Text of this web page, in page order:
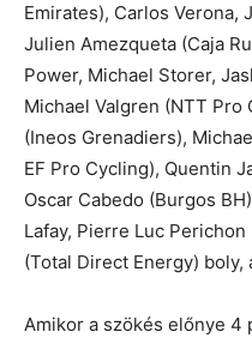
Emirates), Carlos Verona,
Julien Amezqueta (Caja
Power, Michael Storer,
Michael Valgren (NTT Pro
(Ineos Grenadiers),
EF Pro Cycling), Quentin
Oscar Cabedo (Burgos
Lafay, Pierre Luc
(Total Direct Energy)
Amikor a szökés előnye